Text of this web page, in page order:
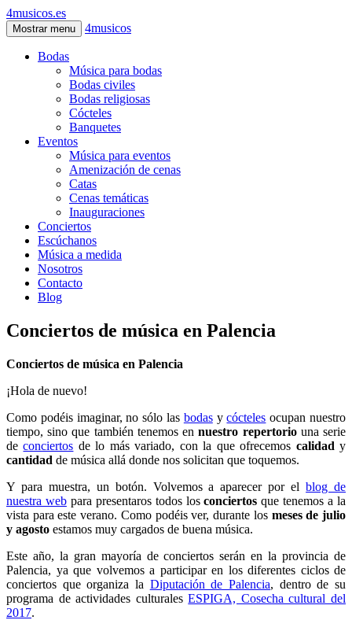
4musicos.es
Mostrar menu 4musicos
Bodas
Música para bodas
Bodas civiles
Bodas religiosas
Cócteles
Banquetes
Eventos
Música para eventos
Amenización de cenas
Catas
Cenas temáticas
Inauguraciones
Conciertos
Escúchanos
Música a medida
Nosotros
Contacto
Blog
Conciertos de música en Palencia
Conciertos de música en Palencia
¡Hola de nuevo!
Como podéis imaginar, no sólo las bodasycócteles ocupan nuestro
tiempo, sino que también tenemos ennuestro repertoriouna serie
deconciertos de lo más variado, con la que ofrecemos calidad y
cantidad de música allá donde nos solicitan que toquemos.
Y para muestra, un botón. Volvemos a aparecer por elblog de
nuestra webpara presentaros todos losconciertos que tenemos a la
vista para este verano. Como podéis ver, durante los meses de julio
y agosto estamos muy cargados de buena música.
Este año, la gran mayoría de conciertos serán en la provincia de
Palencia, ya que volvemos a participar en los diferentes ciclos de
conciertos que organiza la Diputación de Palencia, dentro de su
programa de actividades culturalesESPIGA, Cosecha cultural del
2017.